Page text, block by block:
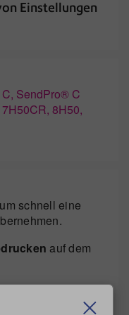
Einstellungen
SendPro® C
8H50,
schnell eine
auf dem
Vorwahl und